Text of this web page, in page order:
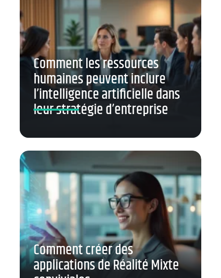
Comment les ressources
humaines peuvent inclure
l’intelligence artificielle dans
leur stratégie d’entreprise
Comment créer des
applications de Réalité Mixte